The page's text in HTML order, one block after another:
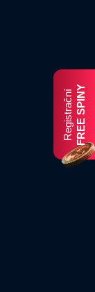
RegistračníFREE SPINY